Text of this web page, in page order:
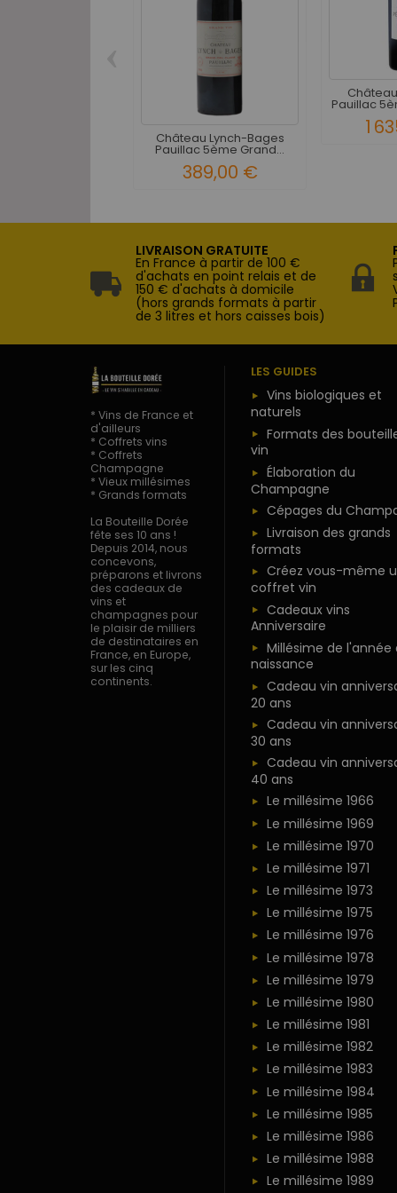
Château Lynch-Bages
Pauillac 5ème Grand...
389,00 €
Pauillac
1
LIVRAISON GRATUITE
En France à partir de 100 €
d'achats en point relais et de
150 € d'achats à domicile
(hors grands formats à partir
de 3 litres et hors caisses bois)
* Vins de France et
d'ailleurs
* Coffrets vins
* Coffrets
Champagne
* Vieux millésimes
* Grands formats
La Bouteille Dorée
fête ses 10 ans !
Depuis 2014, nous
concevons,
préparons et livrons
des cadeaux de
vins et
champagnes pour
le plaisir de milliers
de destinataires en
France, en Europe,
sur les cinq
continents.
LES GUIDES
Vins biologiques et
naturels
Formats des
vin
Élaboration du
Champagne
Cépages du
Livraison des grands
formats
Créez vous-même
coffret vin
Cadeaux vins
Anniversaire
Millésime de l'année
naissance
Cadeau vin
20 ans
Cadeau vin
30 ans
Cadeau vin
40 ans
Le millésime 1966
Le millésime 1969
Le millésime 1970
Le millésime 1971
Le millésime 1973
Le millésime 1975
Le millésime 1976
Le millésime 1978
Le millésime 1979
Le millésime 1980
Le millésime 1981
Le millésime 1982
Le millésime 1983
Le millésime 1984
Le millésime 1985
Le millésime 1986
Le millésime 1988
Le millésime 1989